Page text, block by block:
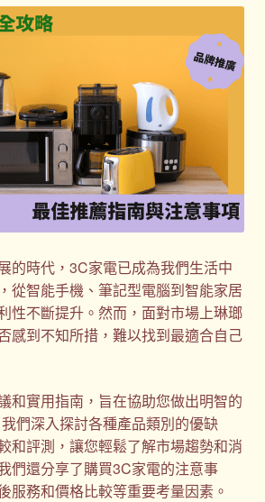
的時代，3C家電已成為我們生活中
從智能手機、筆記型電腦到智能家居
性不斷提升。然而，面對市場上琳瑯
感到不知所措，難以找到最適合自己
和實用指南，旨在協助您做出明智的
們深入探討各種產品類別的優缺
和評測，讓您輕鬆了解市場趨勢和消
們還分享了購買3C家電的注意事
服務和價格比較等重要考量因素。